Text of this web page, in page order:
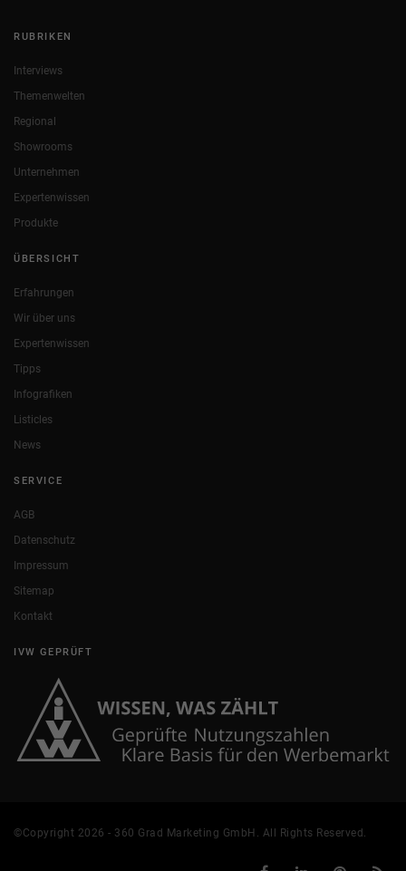
RUBRIKEN
Interviews
Themenwelten
Regional
Showrooms
Unternehmen
Expertenwissen
Produkte
ÜBERSICHT
Erfahrungen
Wir über uns
Expertenwissen
Tipps
Infografiken
Listicles
News
SERVICE
AGB
Datenschutz
Impressum
Sitemap
Kontakt
IVW GEPRÜFT
©Copyright 2026 - 360 Grad Marketing GmbH. All Rights Reserved.